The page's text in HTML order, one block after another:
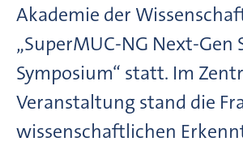
Akademie der
„SuperMUC-NG Next-Gen
Symposium“ statt. Im
Veranstaltung stand die
wissenschaftlichen